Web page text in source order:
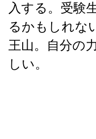
入する。受験
るかもしれな
王山。自分の
しい。